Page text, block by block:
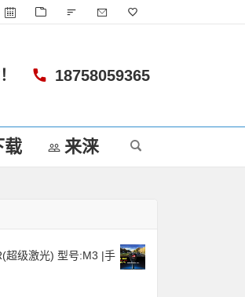
18758059365
载 来涞
超级激光) 型号:M3 |手